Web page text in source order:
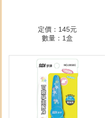
定價：145元
數量：1盒